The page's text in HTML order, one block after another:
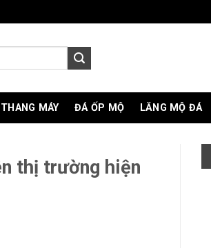
MÁY ĐÁ ỐP MỘ LĂNG MỘ ĐÁ
thị trường hiện